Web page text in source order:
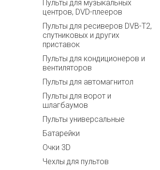
Пульты для музыкальных
центров, DVD-плееров
Пульты для ресиверов DVB-T2,
спутниковых и других
приставок
Пульты для кондиционеров и
вентиляторов
Пульты для автомагнитол
Пульты для ворот и
шлагбаумов
Пульты универсальные
Батарейки
Очки 3D
Чехлы для пультов